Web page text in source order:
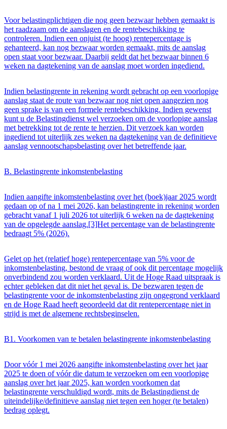
Voor belastingplichtigen die nog geen bezwaar hebben gemaakt is
het raadzaam om de aanslagen en de rentebeschikking te
controleren. Indien een onjuist (te hoog) rentepercentage is
gehanteerd, kan nog bezwaar worden gemaakt, mits de aanslag
open staat voor bezwaar. Daarbij geldt dat het bezwaar binnen 6
weken na dagtekening van de aanslag moet worden ingediend.
Indien belastingrente in rekening wordt gebracht op een voorlopige
aanslag staat de route van bezwaar nog niet open aangezien nog
geen sprake is van een formele rentebeschikking. Indien gewenst
kunt u de Belastingdienst wel verzoeken om de voorlopige aanslag
met betrekking tot de rente te herzien. Dit verzoek kan worden
ingediend tot uiterlijk zes weken na dagtekening van de definitieve
aanslag vennootschapsbelasting over het betreffende jaar.
B. Belastingrente inkomstenbelasting
Indien aangifte inkomstenbelasting over het (boek)jaar 2025 wordt
gedaan op of na 1 mei 2026, kan belastingrente in rekening worden
gebracht vanaf 1 juli 2026 tot uiterlijk 6 weken na de dagtekening
van de opgelegde aanslag.[3]Het percentage van de belastingrente
bedraagt 5% (2026).
Gelet op het (relatief hoge) rentepercentage van 5% voor de
inkomstenbelasting, bestond de vraag of ook dit percentage mogelijk
onverbindend zou worden verklaard. Uit de Hoge Raad uitspraak is
echter gebleken dat dit niet het geval is. De bezwaren tegen de
belastingrente voor de inkomstenbelasting zijn ongegrond verklaard
en de Hoge Raad heeft geoordeeld dat dit rentepercentage niet in
strijd is met de algemene rechtsbeginselen.
B1. Voorkomen van te betalen belastingrente inkomstenbelasting
Door vóór 1 mei 2026 aangifte inkomstenbelasting over het jaar
2025 te doen of vóór die datum te verzoeken om een voorlopige
aanslag over het jaar 2025, kan worden voorkomen dat
belastingrente verschuldigd wordt, mits de Belastingdienst de
uiteindelijke/definitieve aanslag niet tegen een hoger (te betalen)
bedrag oplegt.